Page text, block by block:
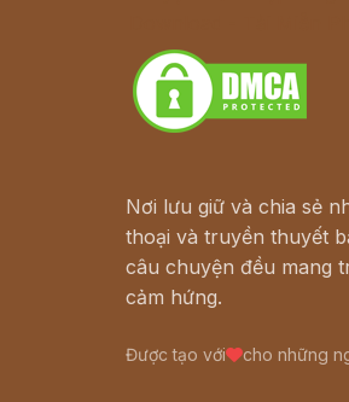
Nơi lưu giữ và chia sẻ
thoại và truyền thuyết
câu chuyện đều mang
cảm hứng.
Được tạo với cho những